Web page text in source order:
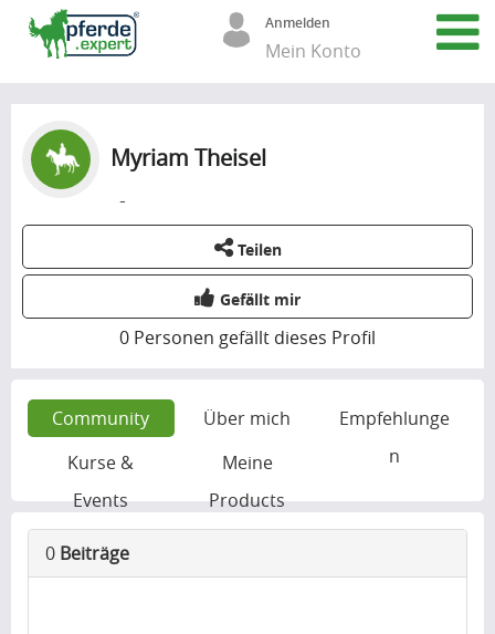
Anmelden
Mein Konto
Myriam Theisel
-
Teilen
Gefällt mir
0 Personen gefällt dieses Profil
Community Über mich
Empfehlunge
n
Kurse &
Events
Meine
Products
0 Beiträge